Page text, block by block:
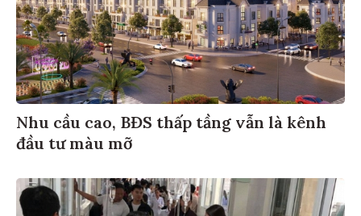
Nhu cầu cao, BĐS thấp tầng vẫn là kênh
đầu tư màu mỡ